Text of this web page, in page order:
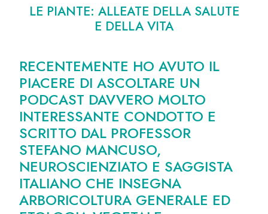
LE PIANTE: ALLEATE DELLA SALUTE
E DELLA VITA
RECENTEMENTE HO AVUTO IL
PIACERE DI ASCOLTARE UN
PODCAST DAVVERO MOLTO
INTERESSANTE CONDOTTO E
SCRITTO DAL PROFESSOR
STEFANO MANCUSO,
NEUROSCIENZIATO E SAGGISTA
ITALIANO CHE INSEGNA
ARBORICOLTURA GENERALE ED